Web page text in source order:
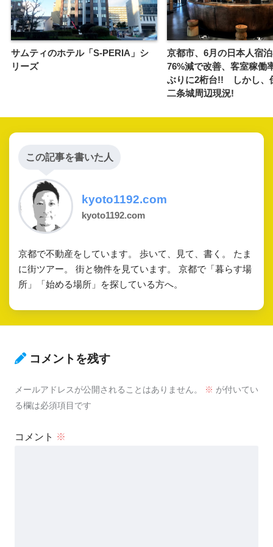
サムティのホテル「S-PERIA」シ
リーズ
京都市、6月の日本人宿
76%減で改善、客室稼働
ぶりに2桁台!! しかし
二条城周辺現況!
この記事を書いた人
kyoto1192.com
kyoto1192.com
京都で不動産をしています。 歩いて、見て、書く。 たま
に街ツアー。 街と物件を見ています。 京都で「暮らす場
所」「始める場所」を探している方へ。
コメントを残す
メールアドレスが公開されることはありません。 ※ が付いてい
る欄は必須項目です
コメント ※